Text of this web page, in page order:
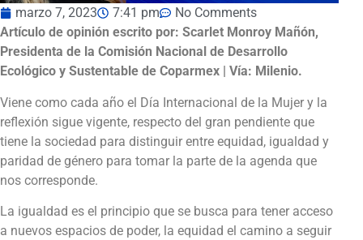
marzo 7, 2023 7:41 pm
No Comments
Artículo de opinión escrito por: Scarlet Monroy Mañón,
Presidenta de la Comisión Nacional de Desarrollo
Ecológico y Sustentable de Coparmex | Vía: Milenio.
Viene como cada año el Día Internacional de la Mujer y la
reflexión sigue vigente, respecto del gran pendiente que
tiene la sociedad para distinguir entre equidad, igualdad y
paridad de género para tomar la parte de la agenda que
nos corresponde.
La igualdad es el principio que se busca para tener acceso
a nuevos espacios de poder, la equidad el camino a seguir